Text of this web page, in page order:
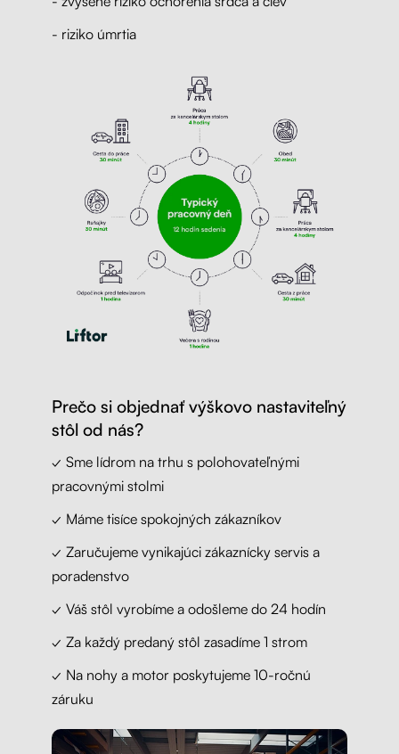
- riziko úmrtia
Prečo si objednať výškovo nastaviteľný
stôl od nás?
✓ Sme lídrom na trhu s polohovateľnými
pracovnými stolmi
✓ Máme tisíce spokojných zákazníkov
✓ Zaručujeme vynikajúci zákaznícky servis a
poradenstvo
✓ Váš stôl vyrobíme a odošleme do 24 hodín
✓ Za každý predaný stôl zasadíme 1 strom
✓ Na nohy a motor poskytujeme 10-ročnú
záruku